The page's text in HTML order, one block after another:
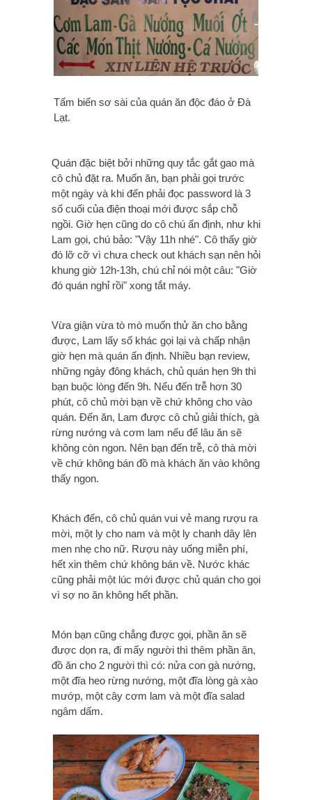
Tấm biển sơ sài của quán ăn độc đáo ở Đà
Lạt.
Quán đặc biệt bởi những quy tắc gắt gao mà
cô chủ đặt ra. Muốn ăn, bạn phải gọi trước
một ngày và khi đến phải đọc password là 3
số cuối của điện thoại mới được sắp chỗ
ngồi. Giờ hẹn cũng do cô chú ấn định, như khi
Lam gọi, chú bảo: "Vậy 11h nhé". Cô thấy giờ
đó lỡ cỡ vì chưa check out khách sạn nên hỏi
khung giờ 12h-13h, chú chỉ nói một câu: "Giờ
đó quán nghỉ rồi" xong tắt máy.
Vừa giận vừa tò mò muốn thử ăn cho bằng
được, Lam lấy số khác gọi lại và chấp nhận
giờ hẹn mà quán ấn định. Nhiều bạn review,
những ngày đông khách, chủ quán hẹn 9h thì
bạn buộc lòng đến 9h. Nếu đến trễ hơn 30
phút, cô chủ mời bạn về chứ không cho vào
quán. Đến ăn, Lam được cô chủ giải thích, gà
rừng nướng và cơm lam nếu để lâu ăn sẽ
không còn ngon. Nên bạn đến trễ, cô thà mời
về chứ không bán đồ mà khách ăn vào không
thấy ngon.
Khách đến, cô chủ quán vui vẻ mang rượu ra
mời, một ly cho nam và một ly chanh dây lên
men nhẹ cho nữ. Rượu này uống miễn phí,
hết xin thêm chứ không bán về. Nước khác
cũng phải một lúc mới được chủ quán cho gọi
vì sợ no ăn không hết phần.
Món bạn cũng chẳng được gọi, phần ăn sẽ
được dọn ra, đi mấy người thì thêm phần ăn,
đồ ăn cho 2 người thì có: nửa con gà nướng,
một đĩa heo rừng nướng, một đĩa lòng gà xào
mướp, một cây cơm lam và một đĩa salad
ngâm dấm.